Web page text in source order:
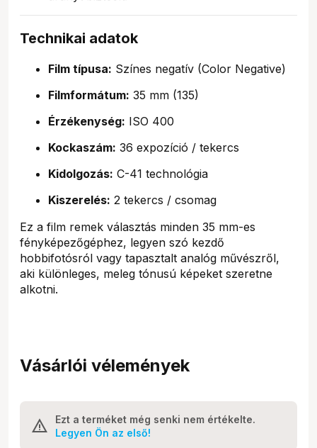
Technikai adatok
Film típusa: Színes negatív (Color Negative)
Filmformátum: 35 mm (135)
Érzékenység: ISO 400
Kockaszám: 36 expozíció / tekercs
Kidolgozás: C-41 technológia
Kiszerelés: 2 tekercs / csomag
Ez a film remek választás minden 35 mm-es
fényképezőgéphez, legyen szó kezdő
hobbifotósról vagy tapasztalt analóg művészről,
aki különleges, meleg tónusú képeket szeretne
alkotni.
Vásárlói vélemények
Ezt a terméket még senki nem értékelte.
Legyen Ön az első!